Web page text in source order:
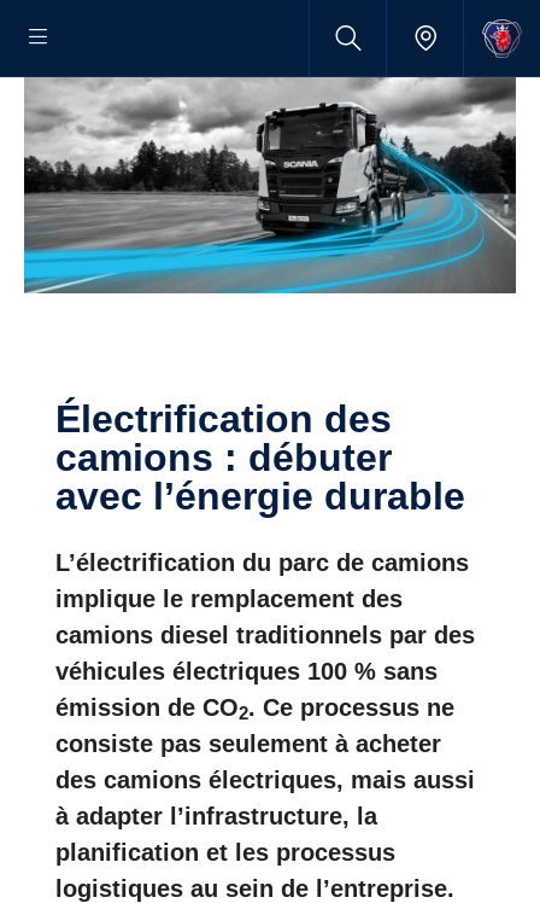
Électrification des
camions : débuter
avec l’énergie durable
L’électrification du parc de camions
implique le remplacement des
camions diesel traditionnels par des
véhicules électriques 100 % sans
émission de CO2. Ce processus ne
consiste pas seulement à acheter
des camions électriques, mais aussi
à adapter l’infrastructure, la
planification et les processus
logistiques au sein de l’entreprise.